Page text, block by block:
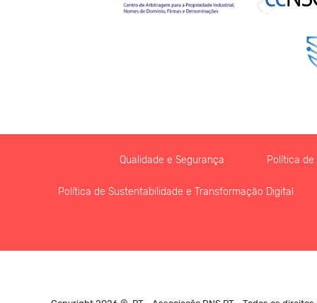
Qualidade e Segurança Política de
Política de Sustentabilidade e Transformação Digital